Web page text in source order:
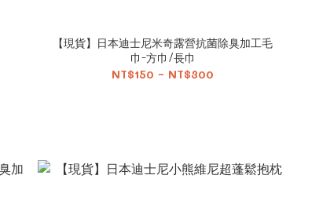
【現貨】日本迪士尼米奇露營抗菌除臭加工毛
巾-方巾/長巾
NT$150 ~ NT$300